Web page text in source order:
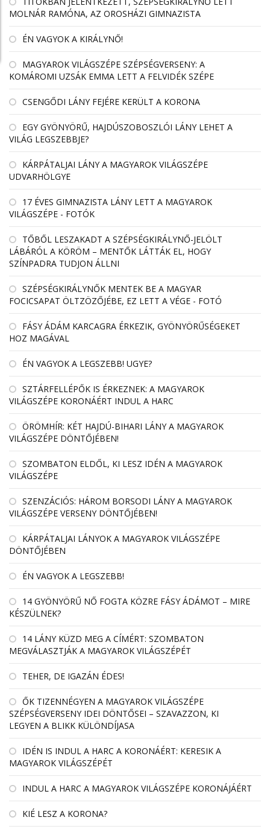
MOLNÁR RAMÓNA, AZ OROSHÁZI GIMNAZISTA
ÉN VAGYOK A KIRÁLYNŐ!
MAGYAROK VILÁGSZÉPE SZÉPSÉGVERSENY: A
KOMÁROMI UZSÁK EMMA LETT A FELVIDÉK SZÉPE
CSENGŐDI LÁNY FEJÉRE KERÜLT A KORONA
EGY GYÖNYÖRŰ, HAJDÚSZOBOSZLÓI LÁNY LEHET A
VILÁG LEGSZEBBJE?
KÁRPÁTALJAI LÁNY A MAGYAROK VILÁGSZÉPE
UDVARHÖLGYE
17 ÉVES GIMNAZISTA LÁNY LETT A MAGYAROK
VILÁGSZÉPE - FOTÓK
TŐBŐL LESZAKADT A SZÉPSÉGKIRÁLYNŐ-JELÖLT
LÁBÁRÓL A KÖRÖM – MENTŐK LÁTTÁK EL, HOGY
SZÍNPADRA TUDJON ÁLLNI
SZÉPSÉGKIRÁLYNŐK MENTEK BE A MAGYAR
FOCICSAPAT ÖLTZÖZŐJÉBE, EZ LETT A VÉGE - FOTÓ
FÁSY ÁDÁM KARCAGRA ÉRKEZIK, GYÖNYÖRŰSÉGEKET
HOZ MAGÁVAL
ÉN VAGYOK A LEGSZEBB! UGYE?
SZTÁRFELLÉPŐK IS ÉRKEZNEK: A MAGYAROK
VILÁGSZÉPE KORONÁÉRT INDUL A HARC
ÖRÖMHÍR: KÉT HAJDÚ-BIHARI LÁNY A MAGYAROK
VILÁGSZÉPE DÖNTŐJÉBEN!
SZOMBATON ELDŐL, KI LESZ IDÉN A MAGYAROK
VILÁGSZÉPE
SZENZÁCIÓS: HÁROM BORSODI LÁNY A MAGYAROK
VILÁGSZÉPE VERSENY DÖNTŐJÉBEN!
KÁRPÁTALJAI LÁNYOK A MAGYAROK VILÁGSZÉPE
DÖNTŐJÉBEN
ÉN VAGYOK A LEGSZEBB!
14 GYÖNYÖRŰ NŐ FOGTA KÖZRE FÁSY ÁDÁMOT – MIRE
KÉSZÜLNEK?
14 LÁNY KÜZD MEG A CÍMÉRT: SZOMBATON
MEGVÁLASZTJÁK A MAGYAROK VILÁGSZÉPÉT
TEHER, DE IGAZÁN ÉDES!
ŐK TIZENNÉGYEN A MAGYAROK VILÁGSZÉPE
SZÉPSÉGVERSENY IDEI DÖNTŐSEI – SZAVAZZON, KI
LEGYEN A BLIKK KÜLÖNDÍJASA
IDÉN IS INDUL A HARC A KORONÁÉRT: KERESIK A
MAGYAROK VILÁGSZÉPÉT
INDUL A HARC A MAGYAROK VILÁGSZÉPE KORONÁJÁÉRT
KIÉ LESZ A KORONA?